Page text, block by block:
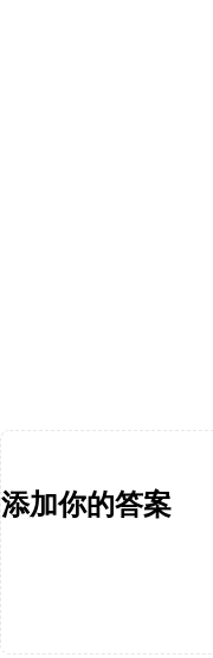
添加你的答案